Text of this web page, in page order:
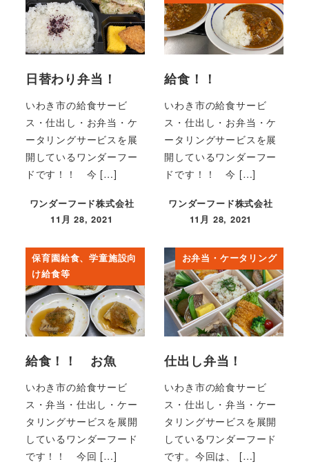
日替わり弁当！
いわき市の給食サービ
ス・仕出し・お弁当・ケ
ータリングサービスを展
開しているワンダーフー
ドです！！ 今 […]
ワンダーフード株式会社
投稿日
11月 28, 2021
給食！！
いわき市の給食サービ
ス・仕出し・お弁当・ケ
ータリングサービスを展
開しているワンダーフー
ドです！！ 今 […]
ワンダーフード株式会社
投稿日
11月 28, 2021
保育園給食、学童施設向
け給食等
給食！！ お魚
いわき市の給食サービ
ス・弁当・仕出し・ケー
タリングサービスを展開
しているワンダーフード
です！！ 今回 […]
お弁当・ケータリング
仕出し弁当！
いわき市の給食サービ
ス・仕出し・弁当・ケー
タリングサービスを展開
しているワンダーフード
です。今回は、 […]